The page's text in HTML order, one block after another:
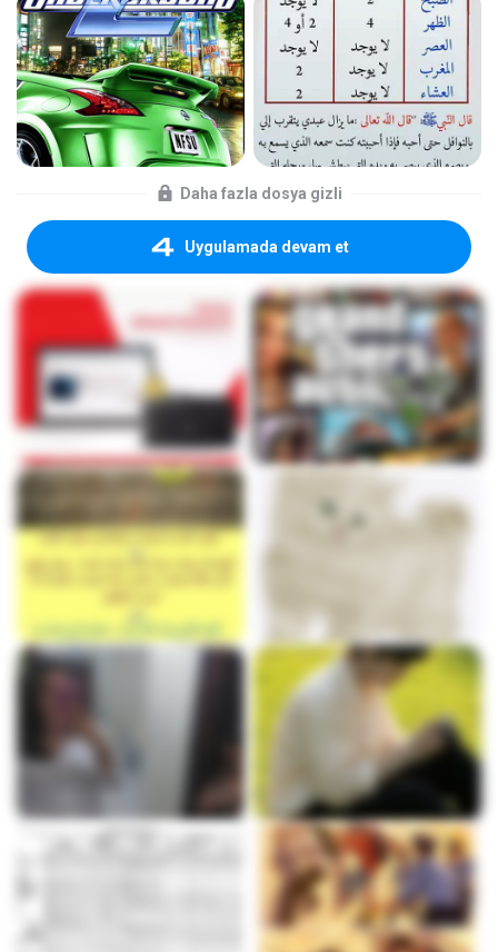
Daha fazla dosya gizli
Uygulamada devam et